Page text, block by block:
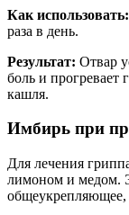
Как использовать:
раза в день.
Результат: Отвар
боль и прогревает
кашля.
Имбирь при
Для лечения
лимоном и медом.